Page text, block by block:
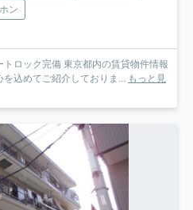
ン
ロック完備 東京都内の賃貸物件情報
込めてご紹介しておりま... もっと見